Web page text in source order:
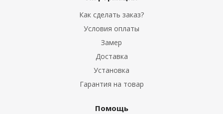
Как сделать заказ?
Условия оплаты
Замер
Доставка
Установка
Гарантия на товар
Помощь